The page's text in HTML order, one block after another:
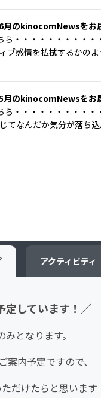
月のkinocomNewsをお
・・・・・・・・・
ブ感情を払拭するかの
月のkinocomNewsをお
・・・・・・・・・
てなんだか気分が落ち
アクティビティ
しています！／
となります。
案内予定ですので、
だけたらと思います